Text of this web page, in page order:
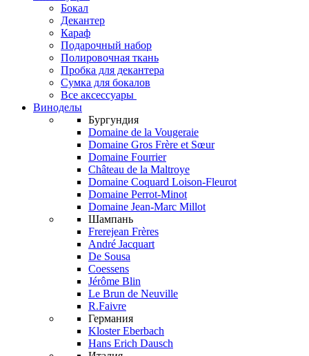
Бокал
Декантер
Караф
Подарочный набор
Полировочная ткань
Пробка для декантера
Сумка для бокалов
Все аксессуары
Виноделы
Бургундия
Domaine de la Vougeraie
Domaine Gros Frère et Sœur
Domaine Fourrier
Château de la Maltroye
Domaine Coquard Loison-Fleurot
Domaine Perrot-Minot
Domaine Jean-Marc Millot
Шампань
Frerejean Frères
André Jacquart
De Sousa
Coessens
Jérôme Blin
Le Brun de Neuville
R.Faivre
Германия
Kloster Eberbach
Hans Erich Dausch